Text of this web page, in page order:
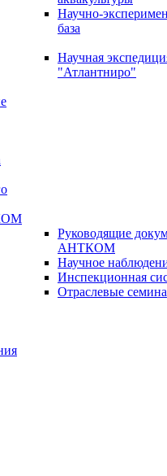
Научно-
база
Научная
"Атлантниро"
Руководящие
АНТКОМ
Научное
Инспекционная
Отраслевые